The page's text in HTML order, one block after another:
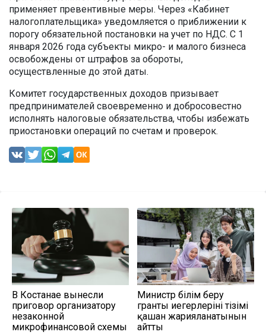
применяет превентивные меры. Через «Кабинет
налогоплательщика» уведомляется о приближении к
порогу обязательной постановки на учет по НДС. С 1
января 2026 года субъекты микро- и малого бизнеса
освобождены от штрафов за обороты,
осуществленные до этой даты.
Комитет государственных доходов призывает
предпринимателей своевременно и добросовестно
исполнять налоговые обязательства, чтобы избежать
приостановки операций по счетам и проверок.
В Костанае вынесли
приговор организатору
незаконной
микрофинансовой схемы
Министр білім беру
гранты иегерлерінің тізімі
қашан жарияланатынын
айтты